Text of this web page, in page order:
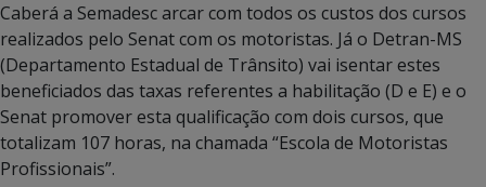
Caberá a Semadesc arcar com todos os custos dos cursos
realizados pelo Senat com os motoristas. Já o Detran-MS
(Departamento Estadual de Trânsito) vai isentar estes
beneficiados das taxas referentes a habilitação (D e E) e o
Senat promover esta qualificação com dois cursos, que
totalizam 107 horas, na chamada “Escola de Motoristas
Profissionais”.